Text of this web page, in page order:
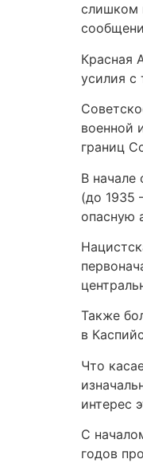
слишком
Красная
усилия с
военной
границ
В
(до 1935
опасную
Также
в
Что
интерес
С
годов